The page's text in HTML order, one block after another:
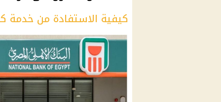
كيفية الاستفادة من خدمة